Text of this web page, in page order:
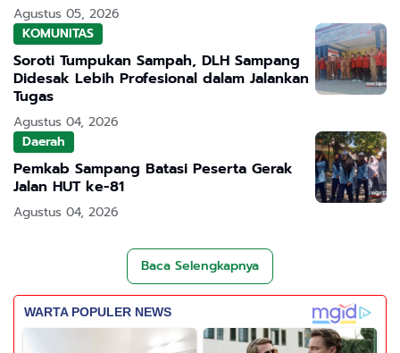
Agustus 05, 2026
KOMUNITAS
Soroti Tumpukan Sampah, DLH Sampang
Didesak Lebih Profesional dalam Jalankan
Tugas
Agustus 04, 2026
Daerah
Pemkab Sampang Batasi Peserta Gerak
Jalan HUT ke-81
Agustus 04, 2026
Baca Selengkapnya